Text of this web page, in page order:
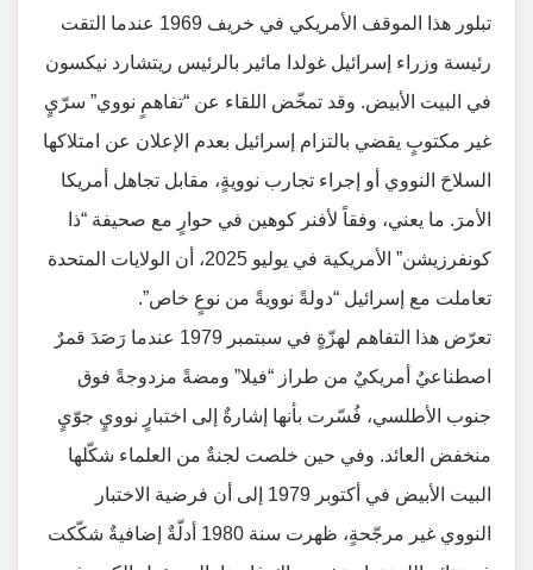
تبلور هذا الموقف الأمريكي في خريف 1969 عندما التقت
رئيسة وزراء إسرائيل غولدا مائير بالرئيس ريتشارد نيكسون
في البيت الأبيض. وقد تمخّض اللقاء عن “تفاهمٍ نووي” سرّيٍ
غير مكتوبٍ يقضي بالتزام إسرائيل بعدم الإعلان عن امتلاكها
السلاحَ النووي أو إجراء تجارب نوويةٍ، مقابل تجاهل أمريكا
الأمرَ. ما يعني، وفقاً لأفنر كوهين في حوارٍ مع صحيفة “ذا
كونفرزيشن” الأمريكية في يوليو 2025، أن الولايات المتحدة
تعاملت مع إسرائيل “دولةً نوويةً من نوعٍ خاص”.
تعرّض هذا التفاهم لهزّةٍ في سبتمبر 1979 عندما رَصَدَ قمرٌ
اصطناعيٌ أمريكيٌ من طراز “فيلا” ومضةً مزدوجةً فوق
جنوب الأطلسي، فُسّرت بأنها إشارةٌ إلى اختبارٍ نوويٍ جوّيٍ
منخفض العائد. وفي حين خلصت لجنةٌ من العلماء شكّلها
البيت الأبيض في أكتوبر 1979 إلى أن فرضية الاختبار
النووي غير مرجّحةٍ، ظهرت سنة 1980 أدلّةٌ إضافيةٌ شكّكت